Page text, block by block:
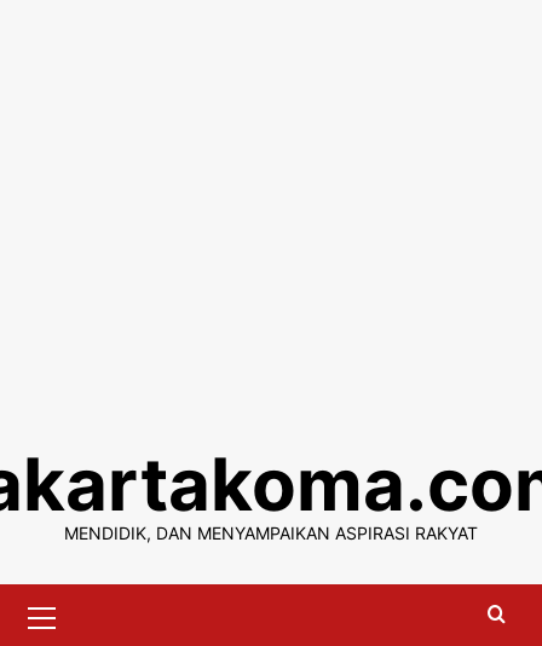
content
MENDIDIK, DAN MENYAMPAIKAN ASPIRASI RAKYAT
Menu